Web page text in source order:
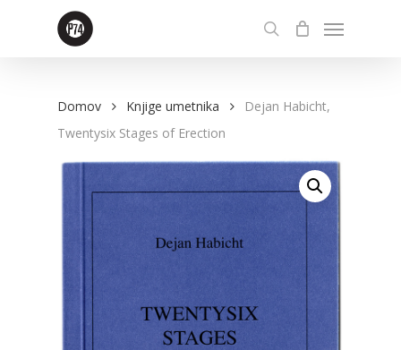
search
Menu
Domov Knjige umetnika
Dejan Habicht,
Twentysix Stages of Erection